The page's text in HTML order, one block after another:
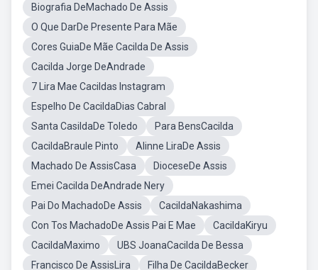
Biografia DeMachado De Assis
O Que DarDe Presente Para Mãe
Cores GuiaDe Mãe Cacilda De Assis
Cacilda Jorge DeAndrade
7 Lira Mae Cacildas Instagram
Espelho De CacildaDias Cabral
Santa CasildaDe Toledo
Para BensCacilda
CacildaBraule Pinto
Alinne LiraDe Assis
Machado De AssisCasa
DioceseDe Assis
Emei Cacilda DeAndrade Nery
Pai Do MachadoDe Assis
CacildaNakashima
Con Tos MachadoDe Assis Pai E Mae
CacildaKiryu
CacildaMaximo
UBS JoanaCacilda De Bessa
Francisco De AssisLira
Filha De CacildaBecker